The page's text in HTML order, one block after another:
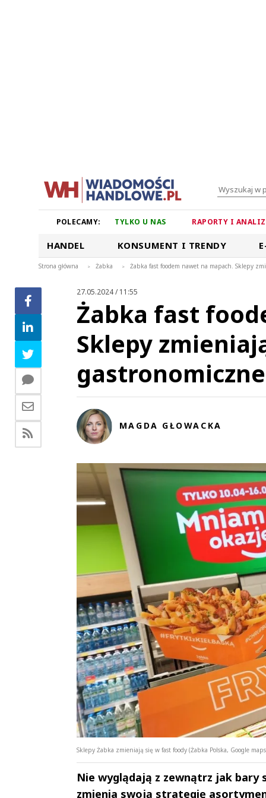
POLECAMY: TYLKO U NAS RAPORTY I
HANDEL KONSUMENT I TRENDY
Strona główna > Żabka > Żabka fast foodem nawet na mapach. Sklepy
27.05.2024 / 11:55
Żabka fast
Sklepy
MAGDA GŁOWACKA
Sklepy Żabka zmieniają się w fast foody (Żabka Polska, Google
Nie wyglądają z zewnątrz jak bary
zmienia swoją strategię